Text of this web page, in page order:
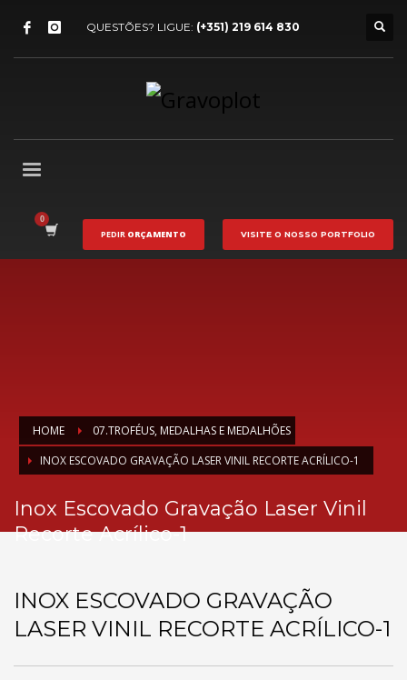
QUESTÕES? LIGUE: (+351) 219 614 830
PEDIR ORÇAMENTO VISITE O NOSSO PORTFOLIO
HOME
07.TROFÉUS, MEDALHAS E MEDALHÕES
INOX ESCOVADO GRAVAÇÃO LASER VINIL RECORTE ACRÍLICO-1
Inox Escovado Gravação Laser Vinil
Recorte Acrílico-1
INOX ESCOVADO GRAVAÇÃO
LASER VINIL RECORTE ACRÍLICO-1